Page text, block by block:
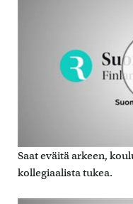
Saat eväitä arkeen,
kollegiaalista tukea.